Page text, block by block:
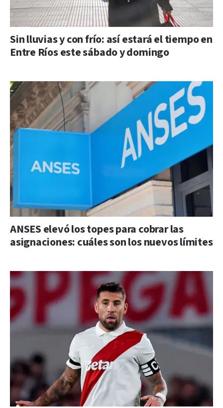
Sin lluvias y con frío: así estará el tiempo en
Entre Ríos este sábado y domingo
ANSES elevó los topes para cobrar las
asignaciones: cuáles son los nuevos límites